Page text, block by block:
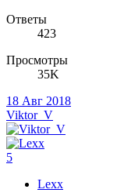
Ответы
423
Просмотры
35K
18 Авг 2018
Viktor_V
5
Lexx